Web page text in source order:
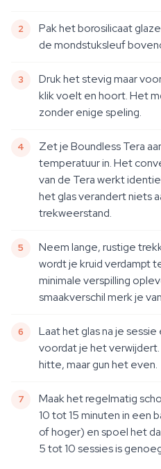
Pak het borosilicaat
de mondstuksleuf
Druk het stevig maar
klik voelt en hoort. Het
zonder enige speling.
Zet je Boundless Tera
temperatuur in. Het
van de Tera werkt
het glas verandert niets
trekweerstand.
Neem lange, rustige
wordt je kruid verdampt
minimale verspilling
smaakverschil merk je
Laat het glas na je
voordat je het
hitte, maar gun het even.
Maak het regelmatig
10 tot 15 minuten in een
of hoger) en spoel het
5 tot 10 sessies is